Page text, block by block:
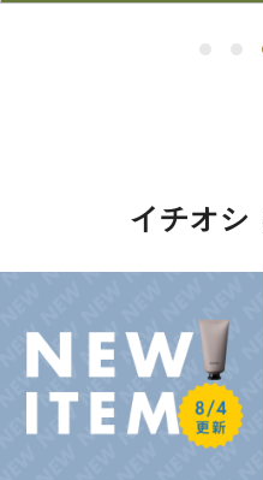
イチオシ